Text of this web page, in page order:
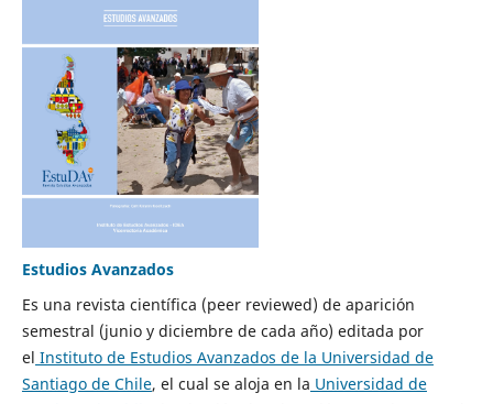
Estudios Avanzados
Es una revista científica (peer reviewed) de aparición
semestral (junio y diciembre de cada año) editada por
el Instituto de Estudios Avanzados de la Universidad de
Santiago de Chile, el cual se aloja en la Universidad de